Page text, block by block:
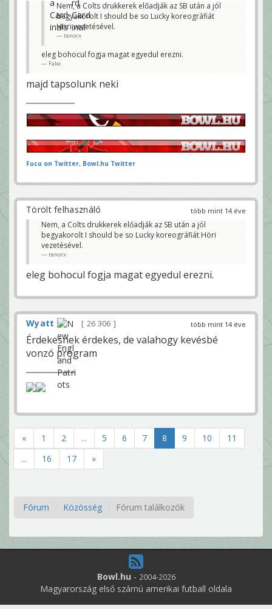
Nem, a Colts drukkerek előadják az SB után a jól
begyakorolt I should be so Lucky koreográfiát
Höri vezetésével.
tenorx
eleg bohocul fogja magat egyedul erezni.
Fake
majd tapsolunk neki
Fucu on Twitter, Bowl.hu Twitter
több mint 14 éve
Törölt felhasználó
Nem, a Colts drukkerek előadják az SB után a jól
begyakorolt I should be so Lucky koreográfiát Höri
vezetésével.
tenorx
eleg bohocul fogja magat egyedul erezni.
több mint 14 éve
Wyatt 26 306
Érdekesnek érdekes, de valahogy kevésbé
vonzó program
« 1 2 ... 5 6 7 8 9 10
11
...
16 17 »
Fórum Közösség Fórum találkozók
Bowl.hu - 2004-2026
Magyarország első számú amerikai futball oldala